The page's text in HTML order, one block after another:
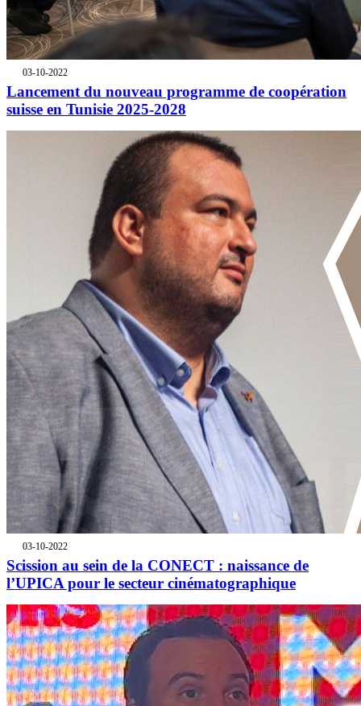
03-10-2022
Lancement du nouveau programme de coopération
suisse en Tunisie 2025-2028
03-10-2022
Scission au sein de la CONECT : naissance de
l’UPICA pour le secteur cinématographique